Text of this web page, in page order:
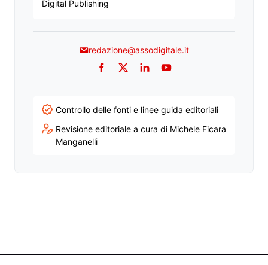
Digital Publishing
redazione@assodigitale.it
Facebook
TwitterLinkedInYouTube
Controllo delle fonti e linee guida editoriali
Revisione editoriale a cura di Michele Ficara
Manganelli